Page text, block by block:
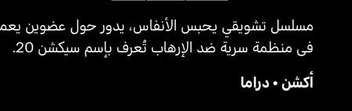
مسلسل تشويقي يحبس الأنفاس، يدور حول عضوين
في منظمة سرية ضد الإرهاب تُعرف بإسم سيكشن 20.
أكشن •دراما